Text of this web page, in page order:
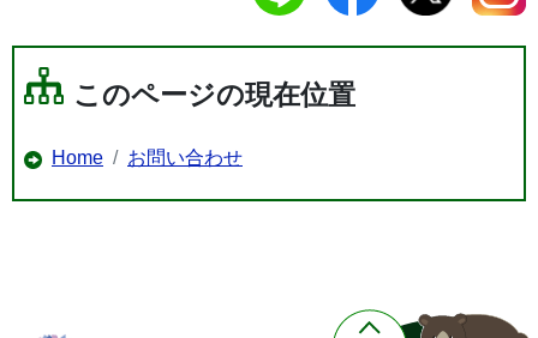
このページの現在位置
Home お問い合わせ